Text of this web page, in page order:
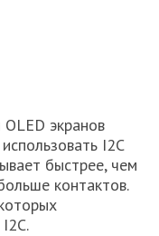
экранов
I2C
быстрее, чем
контактов.